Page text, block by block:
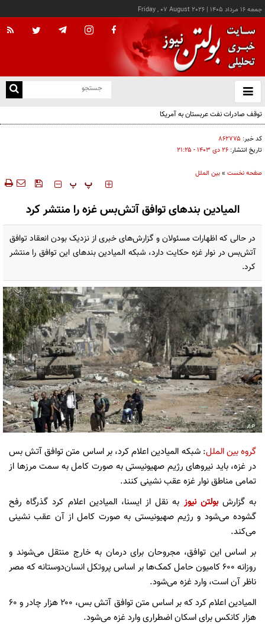
جمعه ۱۶ مرداد ۱۴۰۵ |
Friday , 07 August 2026
باز
و
توقف صادرات نفت عربستان به آمریکا
کد خبر: ۸۶۲۷۷۵
تاریخ انتشار: ۲۶ دی ۱۴۰۳ - ۲۱:۲۵
صفحه نخست »بین الملل
‍‍‍ پ پ
المیادین بندهای توافق آتش‌بس غزه را منتشر کرد
در حالی که اظهارات مسئولان ‌و گزارش‌های خبری از نزدیک بودن انعقاد توافق
آتش‌بس در نوار غزه حکایت دارد، شبکه المیادین بندهای این توافق را منتشر
کرد.
گروه بین الملل: شبکه المیادین اعلام کرد، بر اساس متن توافق آتش بس
در غزه، باید نیروهای رژیم صهیونیستی به صورت کامل به سمت مرزها از
تمامی مناطق نوار غزه عقب نشینی کنند.
به گزارشبولتن نیوز به نقل از ایسنا، المیادین اعلام کرد گذرگاه رفح
گشوده می‌شود و رژیم صهیونیستی به صورت کامل از آن عقب نشینی
می‌کند.
بر اساس این توافق، مجروحان برای درمان به خارج منتقل می‌شوند و
روزانه ۶۰۰ کامیون حامل کمک‌ها بر اساس پروتکل انسان‌دوستانه که مصر
ناظر آن است، وارد غزه می‌شود.
المیادین اعلام کرد که بر اساس متن توافق آتش بس، ۲۰۰ هزار چادر و ۶۰
هزار کانکس برای اسکان اضطراری وارد غزه می‌شود.